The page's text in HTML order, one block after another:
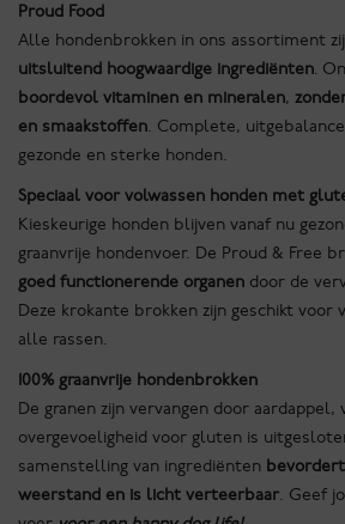
Proud Food
Alle hondenbrokken in ons assortiment
uitsluitend hoogwaardige ingrediënten.
boordevol vitaminen en mineralen,
en smaakstoffen. Complete,
gezonde en sterke honden.
Speciaal voor volwassen honden met
Kieskeurige honden blijven vanaf nu
graanvrije hondenvoer. De Proud & Free
goed functionerende organen door de
Deze krokante brokken zijn geschikt voor
alle rassen.
100% graanvrije hondenbrokken
De granen zijn vervangen door aardappel,
overgevoeligheid voor gluten is
samenstelling van ingrediënten
weerstand en is licht verteerbaar. Geef